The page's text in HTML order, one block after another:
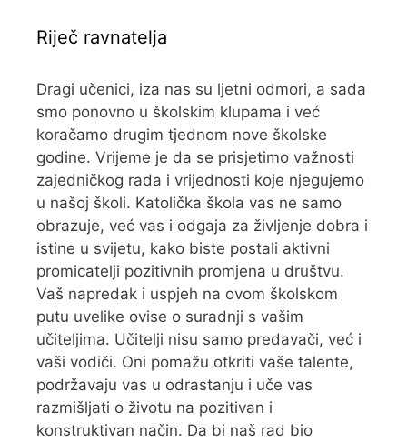
Riječ ravnatelja
Dragi učenici, iza nas su ljetni odmori, a sada
smo ponovno u školskim klupama i već
koračamo drugim tjednom nove školske
godine. Vrijeme je da se prisjetimo važnosti
zajedničkog rada i vrijednosti koje njegujemo
u našoj školi. Katolička škola vas ne samo
obrazuje, već vas i odgaja za življenje dobra i
istine u svijetu, kako biste postali aktivni
promicatelji pozitivnih promjena u društvu.
Vaš napredak i uspjeh na ovom školskom
putu uvelike ovise o suradnji s vašim
učiteljima. Učitelji nisu samo predavači, već i
vaši vodiči. Oni pomažu otkriti vaše talente,
podržavaju vas u odrastanju i uče vas
razmišljati o životu na pozitivan i
konstruktivan način. Da bi naš rad bio